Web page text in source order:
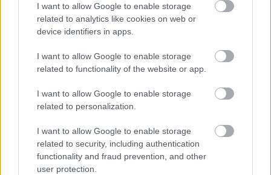
I want to allow Google to enable storage
related to analytics like cookies on web or
device identifiers in apps.
I want to allow Google to enable storage
related to functionality of the website or app.
I want to allow Google to enable storage
related to personalization.
I want to allow Google to enable storage
related to security, including authentication
functionality and fraud prevention, and other
user protection.
millió euróba kerül.
2026.07.20.